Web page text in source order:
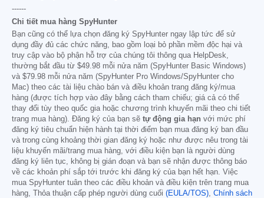
------
Chi tiết mua hàng SpyHunter
Bạn cũng có thể lựa chọn đăng ký SpyHunter ngay lập tức để sử
dụng đầy đủ các chức năng, bao gồm loại bỏ phần mềm độc hại và
truy cập vào bộ phận hỗ trợ của chúng tôi thông qua HelpDesk,
thường bắt đầu từ $49.98 mỗi nửa năm (SpyHunter Basic Windows)
và $79.98 mỗi nửa năm (SpyHunter Pro Windows/SpyHunter cho
Mac) theo các tài liệu chào bán và điều khoản trang đăng ký/mua
hàng (được tích hợp vào đây bằng cách tham chiếu; giá cả có thể
thay đổi tùy theo quốc gia hoặc chương trình khuyến mãi theo chi tiết
trang mua hàng). Đăng ký của bạn sẽ tự động gia hạn với mức phí
đăng ký tiêu chuẩn hiện hành tại thời điểm bạn mua đăng ký ban đầu
và trong cùng khoảng thời gian đăng ký hoặc như được nêu trong tài
liệu khuyến mãi/trang mua hàng, với điều kiện bạn là người dùng
đăng ký liên tục, không bị gián đoạn và bạn sẽ nhận được thông báo
về các khoản phí sắp tới trước khi đăng ký của bạn hết hạn. Việc
mua SpyHunter tuân theo các điều khoản và điều kiện trên trang mua
hàng, Thỏa thuận cấp phép người dùng cuối (EULA/TOS) Chính sách